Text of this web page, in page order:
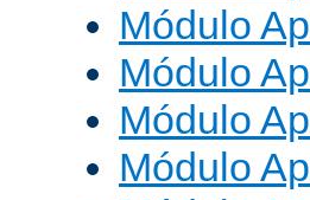
Módulo
Módulo
Módulo
Módulo